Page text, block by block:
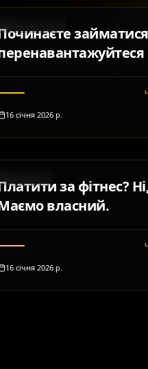
16 січня 2026 р.
за фітнес?
власний.
16 січня 2026 р.